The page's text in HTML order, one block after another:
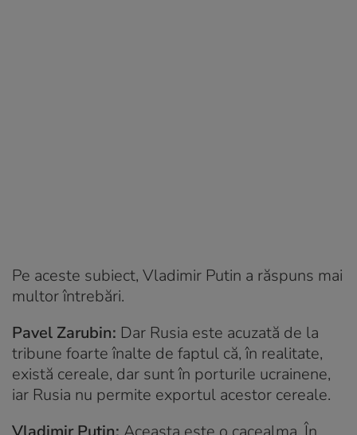
Pe aceste subiect, Vladimir Putin a răspuns mai
multor întrebări.
Pavel Zarubin: Dar Rusia este acuzată de la
tribune foarte înalte de faptul că, în realitate,
există cereale, dar sunt în porturile ucrainene,
iar Rusia nu permite exportul acestor cereale.